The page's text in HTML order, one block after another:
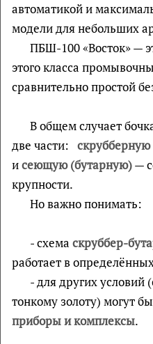
автоматикой и
модели для небольших
ПБШ-100 «Восток» —
этого класса
сравнительно простой
В общем случает
две части: скрубберную
исеющую (бутарную)—
крупности.
Но важно понимать:
- схема скруббер-
работает в
- для других условий
тонкому золоту) могут
приборы и комплексы.